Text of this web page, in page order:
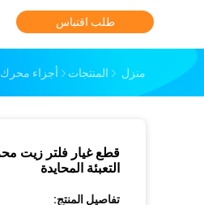
طلب اقتباس
منزل المنتجات أجزاء محرك Deutz
التعبئة المحايدة
تفاصيل المنتج: